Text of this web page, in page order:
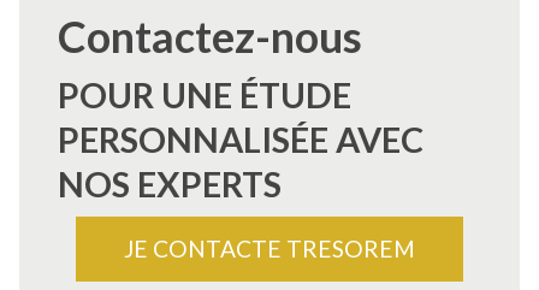
Contactez-nous
POUR UNE ÉTUDE
PERSONNALISÉE AVEC
NOS EXPERTS
JE CONTACTE TRESOREM